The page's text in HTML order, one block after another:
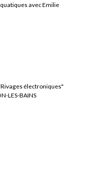
avec Emilie
électroniques"
LES-BAINS